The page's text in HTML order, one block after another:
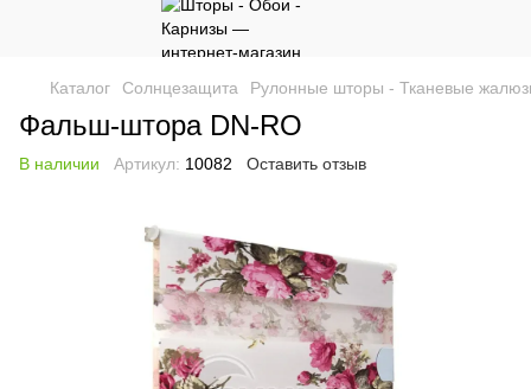
Каталог Солнцезащита Рулонные шторы - Тканевые
Фальш-штора DN-RO
В наличии Артикул: 10082 Оставить отзыв